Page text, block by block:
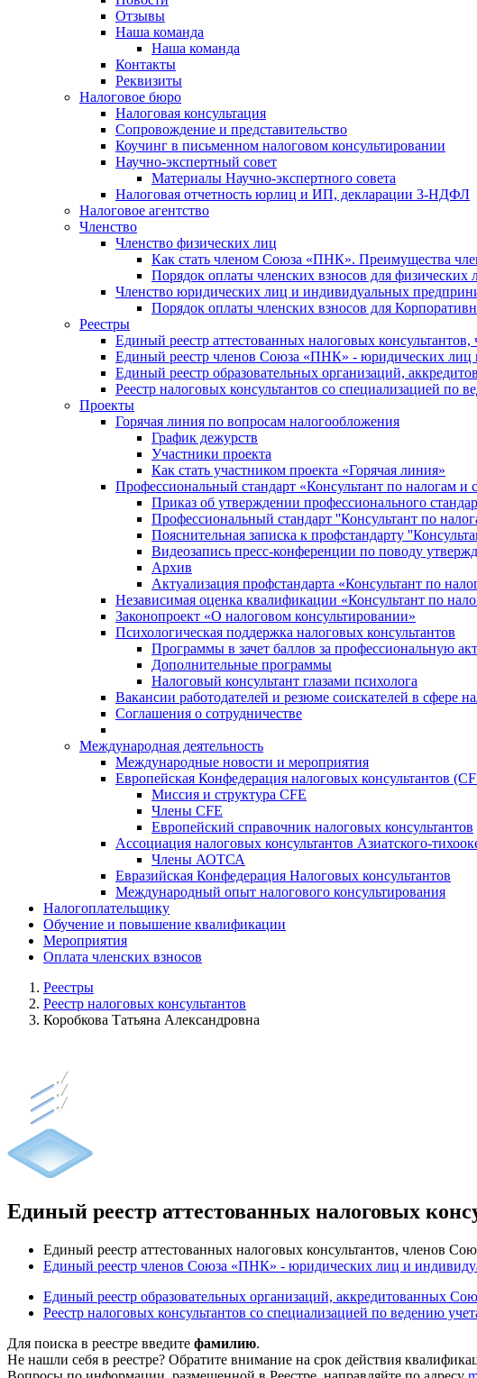
Отзывы
Наша команда
Наша команда
Контакты
Реквизиты
Налоговое бюро
Налоговая консультация
Cопровождение и представительство
Коучинг в письменном налоговом консультировании
Научно-экспертный совет
Материалы Научно-экспертного совета
Налоговая отчетность юрлиц и ИП, декларации 3-НДФЛ
Налоговое агентство
Членство
Членство физических лиц
Как стать членом Союза «ПНК». Преимущества
Порядок оплаты членских взносов для физических
Членство юридических лиц и индивидуальных
Порядок оплаты членских взносов для
Реестры
Единый реестр аттестованных налоговых
Единый реестр членов Союза «ПНК» - юридических лиц
Единый реестр образовательных организаций,
Реестр налоговых консультантов со специализацией по
Проекты
Горячая линия по вопросам налогообложения
График дежурств
Участники проекта
Как стать участником проекта «Горячая линия»
Профессиональный стандарт «Консультант по налогам и
Приказ об утверждении профессионального
Профессиональный стандарт ''Консультант по
Пояснительная записка к профстандарту
Видеозапись пресс-конференции по поводу
Архив
Актуализация профстандарта «Консультант по
Независимая оценка квалификации «Консультант по
Законопроект «О налоговом консультировании»
Психологическая поддержка налоговых консультантов
Программы в зачет баллов за профессиональную
Дополнительные программы
Налоговый консультант глазами психолога
Вакансии работодателей и резюме соискателей в сфере
Соглашения о сотрудничестве
Международная деятельность
Международные новости и мероприятия
Европейская Конфедерация налоговых консультантов
Миссия и структура CFE
Члены CFE
Европейский справочник налоговых консультантов
Ассоциация налоговых консультантов Азиатского-
Члены АОТСА
Евразийская Конфедерация Налоговых консультантов
Международный опыт налогового консультирования
Налогоплательщику
Обучение и повышение квалификации
Мероприятия
Оплата членских взносов
Реестры
Реестр налоговых консультантов
Коробкова Татьяна Александровна
Единый реестр аттестованных налоговых
Единый реестр аттестованных налоговых консультантов, членов
Единый реестр членов Союза «ПНК» - юридических лиц и
Единый реестр образовательных организаций, аккредитованных
Реестр налоговых консультантов со специализацией по ведению
Для поиска в реестре введите фамилию.
Не нашли себя в реестре? Обратите внимание на срок действия